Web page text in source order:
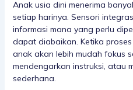
Anak usia dini menerima
setiap harinya. Sensori
informasi mana yang perlu
dapat diabaikan. Ketika
anak akan lebih mudah fokus
mendengarkan instruksi, atau
sederhana.